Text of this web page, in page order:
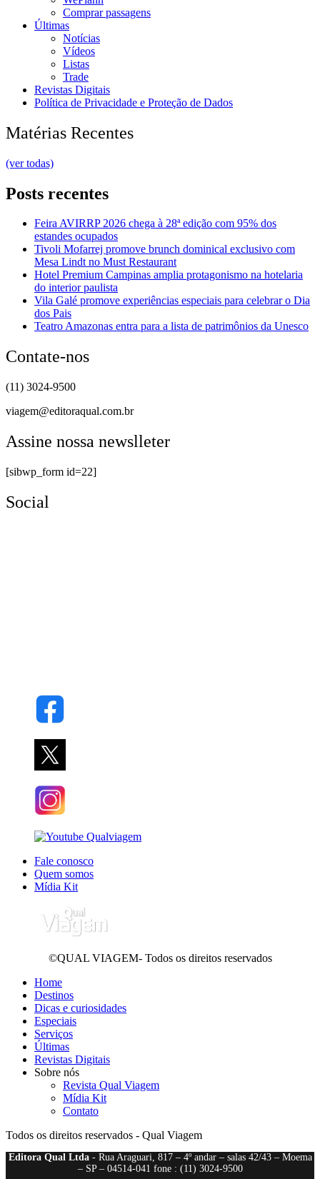
Comprar passagens
Últimas
Notícias
Vídeos
Listas
Trade
Revistas Digitais
Política de Privacidade e Proteção de Dados
Matérias Recentes
(ver todas)
Posts recentes
Feira AVIRRP 2026 chega à 28ª edição com 95% dos
estandes ocupados
Tivoli Mofarrej promove brunch dominical exclusivo com
Mesa Lindt no Must Restaurant
Hotel Premium Campinas amplia protagonismo na hotelaria
do interior paulista
Vila Galé promove experiências especiais para celebrar o Dia
dos Pais
Teatro Amazonas entra para a lista de patrimônios da Unesco
Contate-nos
(11) 3024-9500
viagem@editoraqual.com.br
Assine nossa newslleter
[sibwp_form id=22]
Social
Fale conosco
Quem somos
Mídia Kit
©QUAL VIAGEM- Todos os direitos reservados
Home
Destinos
Dicas e curiosidades
Especiais
Serviços
Últimas
Revistas Digitais
Sobre nós
Revista Qual Viagem
Mídia Kit
Contato
Todos os direitos reservados - Qual Viagem
Editora Qual Ltda- Rua Araguari, 817 – 4º andar – salas 42/43 – Moema
– SP – 04514-041 fone : (11) 3024-9500